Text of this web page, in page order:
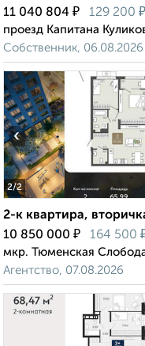
11 040 804 ₽ 129 200 ₽
проезд Капитана
Собственник, 06.08.2026
2/2
‹
2-к квартира,
10 850 000 ₽ 164 500
мкр. Тюменская
Агентство, 07.08.2026